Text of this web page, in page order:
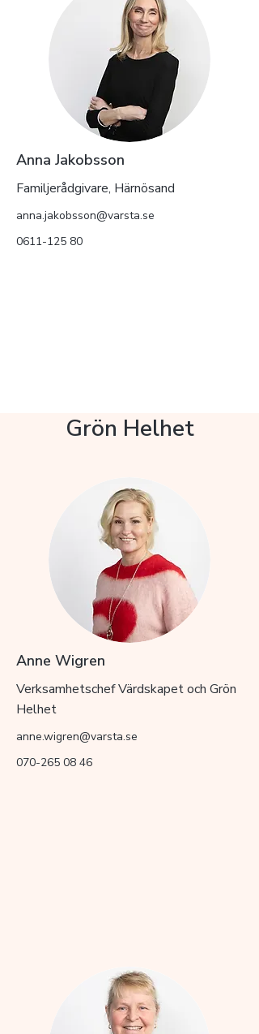
Anna Jakobsson
Familjerådgivare, Härnösand
anna.jakobsson@varsta.se
0611-125 80
Grön Helhet
Anne Wigren
Verksamhetschef Värdskapet och Grön
Helhet
anne.wigren@varsta.se
070-265 08 46